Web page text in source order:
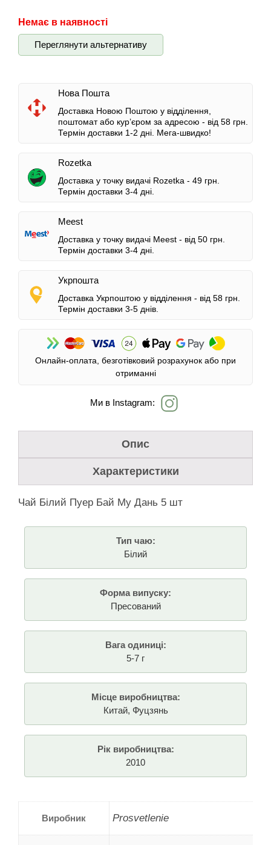
Немає в наявності
Переглянути альтернативу
Нова Пошта
Доставка Новою Поштою у відділення,
поштомат або кур’єром за адресою - від 58 грн.
Термін доставки 1-2 дні. Мега-швидко!
Rozetka
Доставка у точку видачі Rozetka - 49 грн.
Термін доставки 3-4 дні.
Meest
Доставка у точку видачі Meest - від 50 грн.
Термін доставки 3-4 дні.
Укрпошта
Доставка Укрпоштою у відділення - від 58 грн.
Термін доставки 3-5 днів.
Онлайн-оплата, безготівковий розрахунок або при
отриманні
Ми в Instagram:
Опис
Характеристики
Чай Білий Пуер Бай Му Дань 5 шт
Тип чаю:
Білий
Форма випуску:
Пресований
Вага одиниці:
5-7 г
Місце виробництва:
Китай, Фуцзянь
Рік виробництва:
2010
Виробник Prosvetlenie